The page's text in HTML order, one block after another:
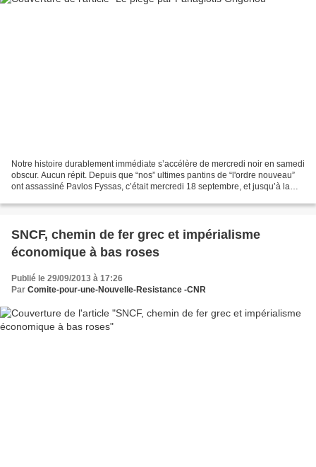
Notre histoire durablement immédiate s’accélère de mercredi noir en samedi
obscur. Aucun répit. Depuis que “nos” ultimes pantins de “l'ordre nouveau”
ont assassiné Pavlos Fyssas, c’était mercredi 18 septembre, et jusqu’à la
SNCF, chemin de fer grec et impérialisme
économique à bas roses
Publié le 29/09/2013 à 17:26
Par Comite-pour-une-Nouvelle-Resistance -CNR